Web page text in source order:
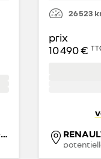
RENAULT LA CLAYETTE - GROUPE THIVOLLE
26 523
prix
10 490 €